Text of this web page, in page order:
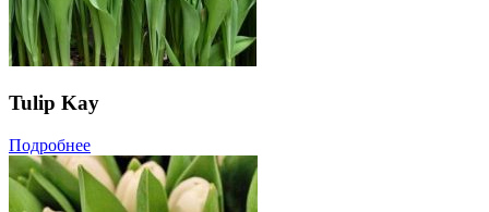
Tulip Kay
Подробнее